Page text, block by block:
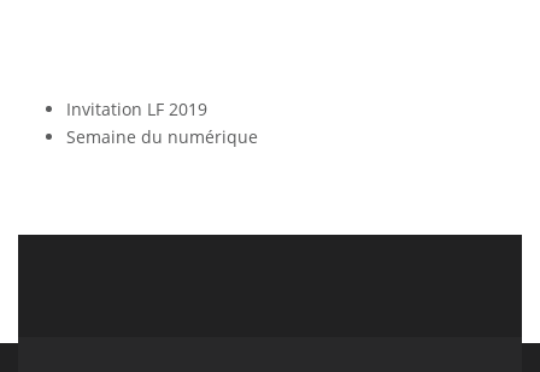
Invitation LF 2019
Semaine du numérique